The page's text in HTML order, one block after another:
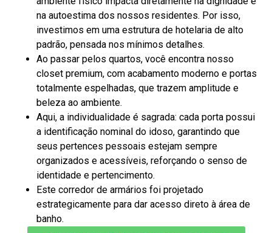
na autoestima dos nossos residentes. Por isso,
investimos em uma estrutura de hotelaria de alto
padrão, pensada nos mínimos detalhes.
Ao passar pelos quartos, você encontra nosso
closet premium, com acabamento moderno e portas
totalmente espelhadas, que trazem amplitude e
beleza ao ambiente.
Aqui, a individualidade é sagrada: cada porta possui
a identificação nominal do idoso, garantindo que
seus pertences pessoais estejam sempre
organizados e acessíveis, reforçando o senso de
identidade e pertencimento.
Este corredor de armários foi projetado
estrategicamente para dar acesso direto à área de
banho.